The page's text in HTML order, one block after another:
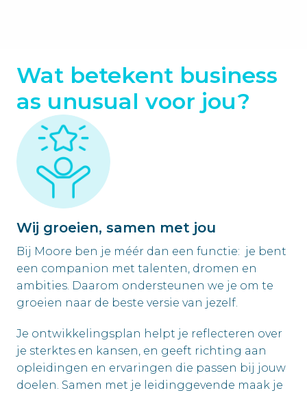
Wat betekent business
as unusual voor jou?
Wij groeien, samen met jou
Bij Moore ben je méér dan een functie:  je bent
een companion met talenten, dromen en
ambities. Daarom ondersteunen we je om te
groeien naar de beste versie van jezelf.
Je ontwikkelingsplan helpt je reflecteren over
je sterktes en kansen, en geeft richting aan
opleidingen en ervaringen die passen bij jouw
doelen. Samen met je leidinggevende maak je